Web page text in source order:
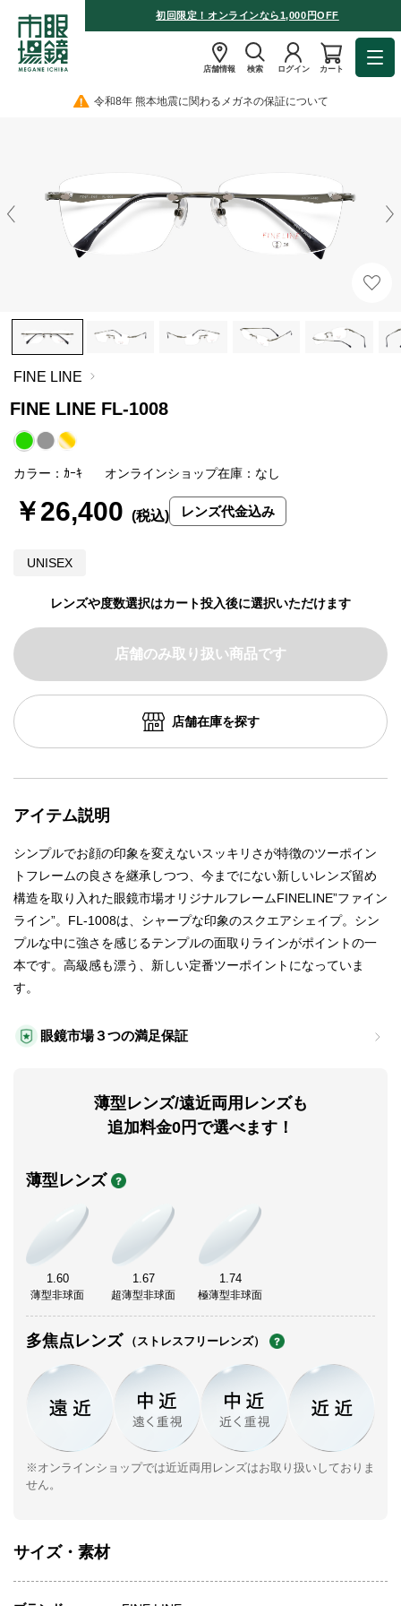
初回限定！オンラインなら1,000円OFF
店舗情報 検索 ログイン カート
令和8年 熊本地震に関わるメガネの保証について
FINE LINE
FINE LINE FL-1008
UNISEX
カラー：ｶｰｷ オンラインショップ在庫：なし
レンズや度数選択はカート投入後に選択いただけます
￥26,400 レンズ代金込み
眼鏡市場３つの満足保証
薄型レンズ/遠近両用レンズも
追加料金0円で選べます！
薄型レンズ
1.60
薄型非球面
1.67
超薄型非球面
1.74
極薄型非球面
多焦点レンズ （ストレスフリーレンズ）
※オンラインショップでは近近両用レンズはお取り扱いしておりま
せん。
店舗のみ取り扱い商品です
店舗在庫を探す
アイテム説明
シンプルでお顔の印象を変えないスッキリさが特徴のツーポイン
トフレームの良さを継承しつつ、今までにない新しいレンズ留め
構造を取り入れた眼鏡市場オリジナルフレームFINELINE”ファイン
ライン”。FL‐1008は、シャープな印象のスクエアシェイプ。シン
プルな中に強さを感じるテンプルの面取りラインがポイントの一
本です。高級感も漂う、新しい定番ツーポイントになっていま
す。
サイズ・素材